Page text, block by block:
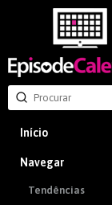
Início
Navegar
Tendências